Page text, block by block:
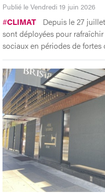
Publié le Vendredi 19 juin 2026
#CLIMAT
Depuis le 27
sont déployées pour
sociaux en périodes de fortes